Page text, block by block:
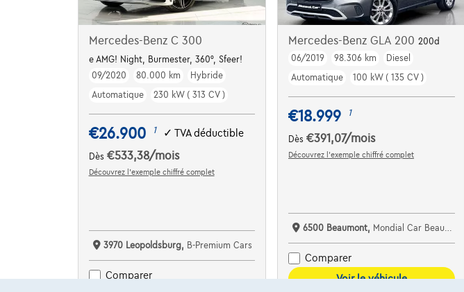
Mercedes-Benz C 300
e AMG! Night, Burmester, 360°, Sfeer!
09/2020
80.000 km
Hybride
Automatique
230 kW ( 313 CV )
€26.900 1 ✓ TVA déductible
Dès €533,38/mois
Découvrez l’exemple chiffré complet
3970 Leopoldsburg, B-Premium Cars
Comparer
Mercedes-Benz GLA 200200d
06/2019
98.306 km
Diesel
Automatique
100 kW ( 135 CV )
€18.999 1
Dès€391,07/mois
Découvrez l’exemple chiffré complet
6500 Beaumont, Mondial Car Beaumont
Comparer
Voir le véhicule